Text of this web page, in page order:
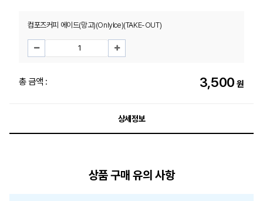
컴포즈커피 에이드(망고)(OnlyIce)(TAKE-OUT)
총 금액 : 3,500 원
상세정보
상품 구매 유의 사항